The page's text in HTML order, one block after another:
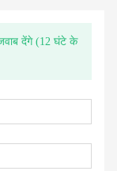
देंगे (12 घंटे के